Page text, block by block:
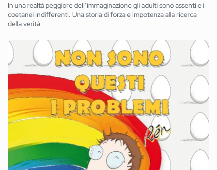
In una realtà peggiore dell’immaginazione gli adulti sono assenti e i
coetanei indifferenti. Una storia di forza e impotenza alla ricerca
della verità.